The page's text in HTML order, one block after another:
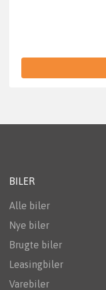
BILER
Alle biler
Nye biler
Brugte biler
Leasingbiler
Varebiler